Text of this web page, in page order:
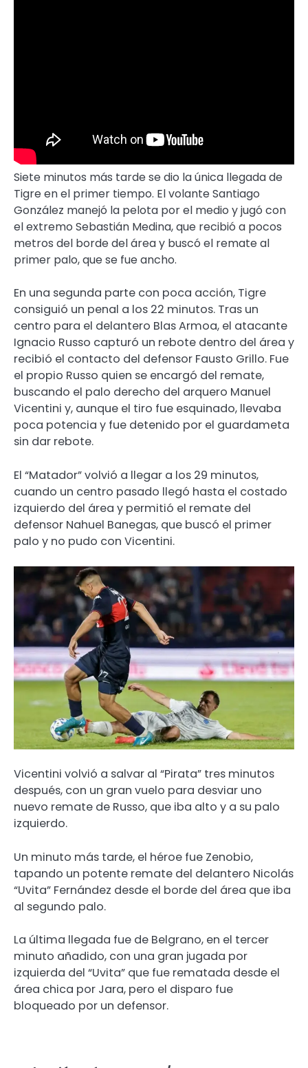
Siete minutos más tarde se dio la única llegada de
Tigre en el primer tiempo. El volante Santiago
González manejó la pelota por el medio y jugó con
el extremo Sebastián Medina, que recibió a pocos
metros del borde del área y buscó el remate al
primer palo, que se fue ancho.
En una segunda parte con poca acción, Tigre
consiguió un penal a los 22 minutos. Tras un
centro para el delantero Blas Armoa, el atacante
Ignacio Russo capturó un rebote dentro del área y
recibió el contacto del defensor Fausto Grillo. Fue
el propio Russo quien se encargó del remate,
buscando el palo derecho del arquero Manuel
Vicentini y, aunque el tiro fue esquinado, llevaba
poca potencia y fue detenido por el guardameta
sin dar rebote.
El “Matador” volvió a llegar a los 29 minutos,
cuando un centro pasado llegó hasta el costado
izquierdo del área y permitió el remate del
defensor Nahuel Banegas, que buscó el primer
palo y no pudo con Vicentini.
Vicentini volvió a salvar al “Pirata” tres minutos
después, con un gran vuelo para desviar uno
nuevo remate de Russo, que iba alto y a su palo
izquierdo.
Un minuto más tarde, el héroe fue Zenobio,
tapando un potente remate del delantero Nicolás
“Uvita” Fernández desde el borde del área que iba
al segundo palo.
La última llegada fue de Belgrano, en el tercer
minuto añadido, con una gran jugada por
izquierda del “Uvita” que fue rematada desde el
área chica por Jara, pero el disparo fue
bloqueado por un defensor.